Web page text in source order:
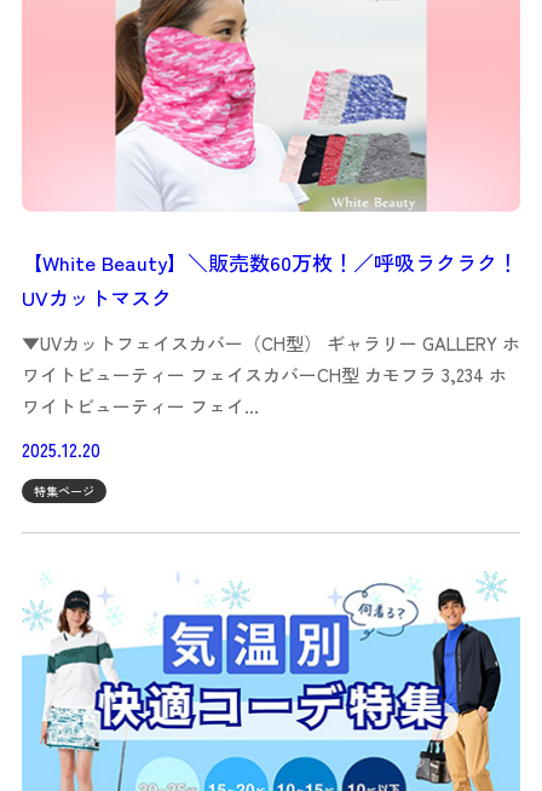
【White Beauty】＼販売数60万枚！／呼吸ラクラク！
UVカットマスク
▼UVカットフェイスカバー（CH型） ギャラリー GALLERY ホ
ワイトビューティー フェイスカバーCH型 カモフラ 3,234 ホ
ワイトビューティー フェイ…
2025.12.20
特集ページ